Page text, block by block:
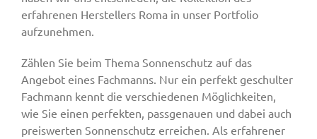
erfahrenen Herstellers Roma in unser Portfolio
aufzunehmen.
Zählen Sie beim Thema Sonnenschutz auf das
Angebot eines Fachmanns. Nur ein perfekt geschulter
Fachmann kennt die verschiedenen Möglichkeiten,
wie Sie einen perfekten, passgenauen und dabei auch
preiswerten Sonnenschutz erreichen. Als erfahrener